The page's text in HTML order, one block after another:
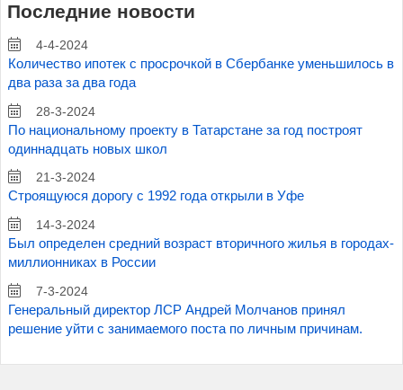
Последние новости
4-4-2024
Количество ипотек с просрочкой в Сбербанке уменьшилось в
два раза за два года
28-3-2024
По национальному проекту в Татарстане за год построят
одиннадцать новых школ
21-3-2024
Строящуюся дорогу с 1992 года открыли в Уфе
14-3-2024
Был определен средний возраст вторичного жилья в городах-
миллионниках в России
7-3-2024
Генеральный директор ЛСР Андрей Молчанов принял
решение уйти с занимаемого поста по личным причинам.